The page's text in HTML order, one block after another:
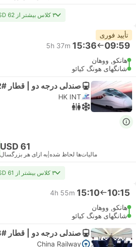
۳ کلاس بیشتر از USD 62
تأیید فوری
09:59
15:36
5h 37m
هانکو, ووهان
شانگهای هونگ کیائو
صندلی درجه دو | قطار #G2412
HK INT
USD 61
مالیات‌ها لحاظ شده به ازای هر بزرگسال
۳ کلاس بیشتر از USD 61
10:15
15:10
4h 55m
هانکو, ووهان
شانگهای هونگ کیائو
صندلی درجه دو | قطار #G3828
China Railway